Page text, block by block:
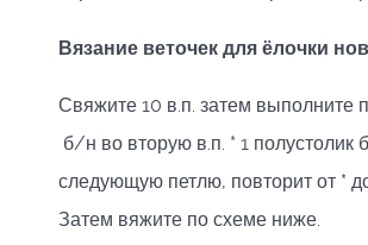
Вязание веточек для ёлочки
Свяжите 10 в.п. затем выполните
б/н во вторую в.п. * 1 полустолик
следующую петлю, повторит от *
Затем вяжите по схеме ниже.